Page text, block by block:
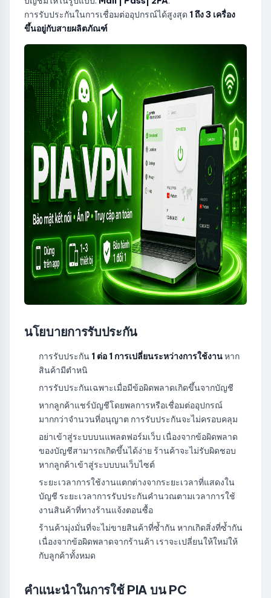
การรับประกันในการเชื่อมต่ออุปกรณ์ได้สูงสุด 1 ถึง 3 เครื่อง
ขึ้นอยู่กับสายผลิตภัณฑ์
นโยบายการรับประกัน
การรับประกัน 1 ต่อ 1 การเปลี่ยนระหว่างการใช้งานหาก
สินค้ามีตำหนิ
การรับประกันเฉพาะเมื่อมีข้อผิดพลาดเกิดขึ้นจากบัญชี
หากลูกค้าแชร์บัญชีโดยพลการหรือเชื่อมต่ออุปกรณ์
มากกว่าจำนวนที่อนุญาต การรับประกันจะไม่ครอบคลุม
อย่าเข้าสู่ระบบบนแพลตฟอร์มเว็บ เนื่องจากข้อผิดพลาด
ของบัญชีสามารถเกิดขึ้นได้ง่าย ร้านค้าจะไม่รับผิดชอบ
หากลูกค้าเข้าสู่ระบบบนเว็บไซต์
ระยะเวลาการใช้งานแตกต่างจากระยะเวลาที่แสดงใน
บัญชี ระยะเวลาการรับประกันคำนวณตามเวลาการใช้
งานสินค้าที่ทางร้านแจ้งตอนซื้อ
ร้านค้ามุ่งมั่นที่จะไม่ขายสินค้าที่ซ้ำกัน หากเกิดสิ่งที่ซ้ำกัน
เนื่องจากข้อผิดพลาดจากร้านค้า เราจะเปลี่ยนให้ใหม่ให้
กับลูกค้าทั้งหมด
คำแนะนำในการใช้ PIA บน PC